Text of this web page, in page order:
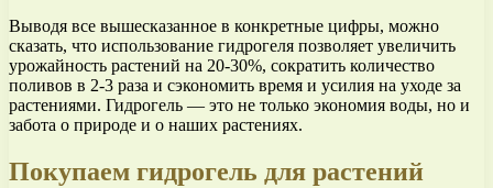
Выводя все вышесказанное в конкретные цифры, можно
сказать, что использование гидрогеля позволяет увеличить
урожайность растений на 20-30%, сократить количество
поливов в 2-3 раза и сэкономить время и усилия на уходе за
растениями. Гидрогель — это не только экономия воды, но и
забота о природе и о наших растениях.
Покупаем гидрогель для растений